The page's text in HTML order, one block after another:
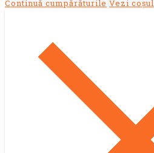
Continuă cumpărăturile Vezi coșul